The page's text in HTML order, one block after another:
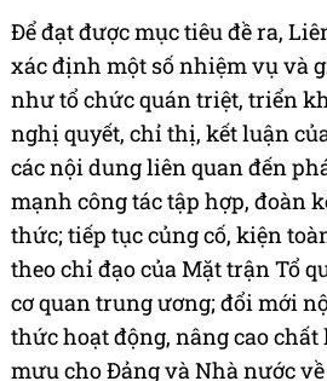
Để đạt được mục tiêu đề ra,
xác định một số nhiệm vụ và
như tổ chức quán triệt, triển
nghị quyết, chỉ thị, kết luận
các nội dung liên quan đến
mạnh công tác tập hợp, đoàn
thức; tiếp tục củng cố, kiện
theo chỉ đạo của Mặt trận Tổ
cơ quan trung ương; đổi mới
thức hoạt động, nâng cao
mưu cho Đảng và Nhà nước